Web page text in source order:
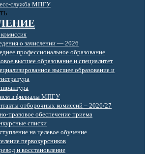
служба МПГУ
о зачислении — 2026
профессиональное образование
высшее образование и специалитет
высшее образование и
в филиалы МПГУ
отборочных комиссий – 2026/27
правовое обеспечение приема
списки
на целевое обучение
первокурсников
и восстановление